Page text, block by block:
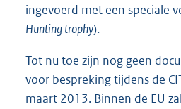
ingevoerd met een speciale
Hunting trophy).
Tot nu toe zijn nog geen
voor bespreking tijdens de
maart 2013. Binnen de EU